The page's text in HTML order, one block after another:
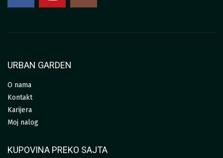
URBAN GARDEN
O nama
Kontakt
Karijera
Moj nalog
KUPOVINA PREKO SAJTA